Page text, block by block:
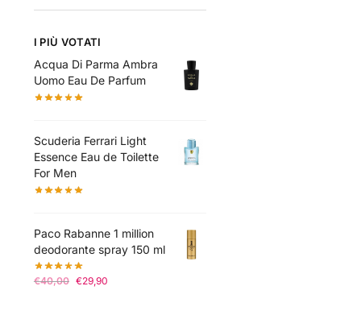
I PIÙ VOTATI
Acqua Di Parma Ambra
Uomo Eau De Parfum
Scuderia Ferrari Light
Essence Eau de Toilette
For Men
Paco Rabanne 1 million
deodorante spray 150 ml
€40,00 Il€29,90Il